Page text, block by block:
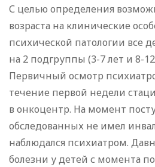
С целью определения
возраста на клинические
психической патологии все
на 2 подгруппы (3-7 лет и 8-12
Первичный осмотр
течение первой недели
в онкоцентр. На момент
обследованных не имел
наблюдался психиатром.
болезни у детей с момента